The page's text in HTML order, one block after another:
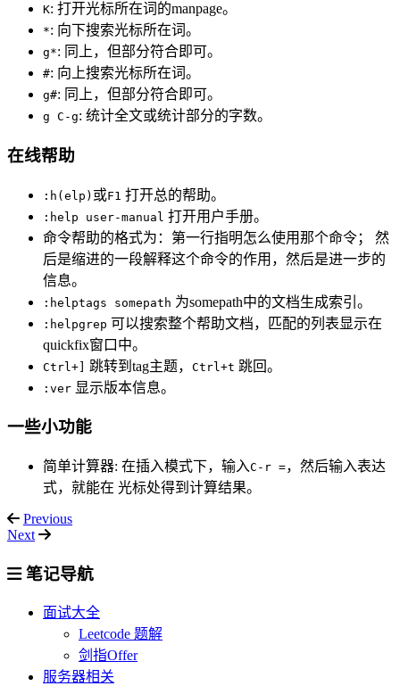
K: 打开光标所在词的manpage。
*: 向下搜索光标所在词。
g*: 同上，但部分符合即可。
#: 向上搜索光标所在词。
g#: 同上，但部分符合即可。
g C-g: 统计全文或统计部分的字数。
在线帮助
:h(elp) 或F1 打开总的帮助。
:help user-manual 打开用户手册。
命令帮助的格式为：第一行指明怎么使用那个命令； 然
后是缩进的一段解释这个命令的作用，然后是进一步的
信息。
:helptags somepath 为somepath中的文档生成索引。
:helpgrep 可以搜索整个帮助文档，匹配的列表显示在
quickfix窗口中。
Ctrl+] 跳转到tag主题， Ctrl+t 跳回。
:ver 显示版本信息。
一些小功能
简单计算器: 在插入模式下，输入C-r =，然后输入表达
式，就能在 光标处得到计算结果。
Previous
Next
笔记导航
面试大全
Leetcode 题解
剑指Offer
服务器相关